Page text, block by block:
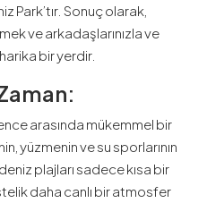
Park’tır. Sonuç olarak,
ve arkadaşlarınızla ve
bir yerdir.
arasında mükemmel bir
yüzmenin ve su sporlarının
plajları sadece kısa bir
daha canlı bir atmosfer